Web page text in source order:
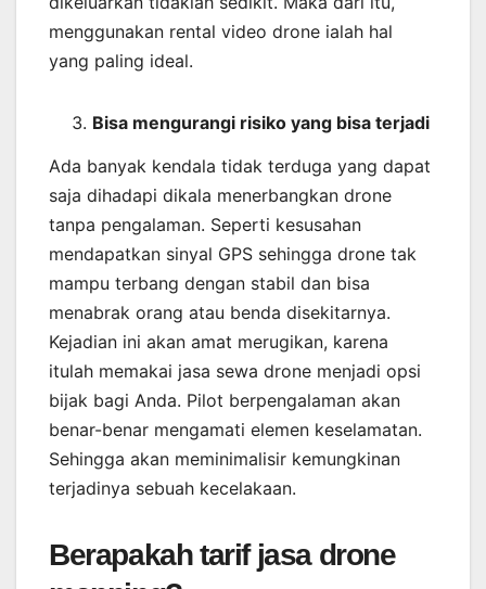
menggunakan rental video drone ialah hal
yang paling ideal.
Bisa mengurangi risiko yang bisa terjadi
Ada banyak kendala tidak terduga yang dapat
saja dihadapi dikala menerbangkan drone
tanpa pengalaman. Seperti kesusahan
mendapatkan sinyal GPS sehingga drone tak
mampu terbang dengan stabil dan bisa
menabrak orang atau benda disekitarnya.
Kejadian ini akan amat merugikan, karena
itulah memakai jasa sewa drone menjadi opsi
bijak bagi Anda. Pilot berpengalaman akan
benar-benar mengamati elemen keselamatan.
Sehingga akan meminimalisir kemungkinan
terjadinya sebuah kecelakaan.
Berapakah tarif jasa drone